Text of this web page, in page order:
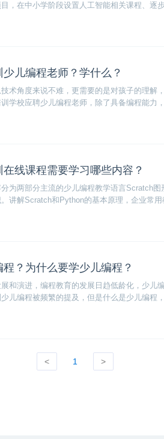
，在中小学阶段设置人工智能相关课程、逐
儿编程老师？学什么？
术角度来说不难，更需要的是对孩子的理解
学校应聘少儿编程老师，除了具备编程能力
线课程需要学习哪些内容？
为两部分主流的少儿编程教学语言Scratch
讲解Scratch和Python的基本原理，企业常
？为什么要学少儿编程？
和演进，编程教育的发展日趋低龄化，少儿
儿编程被频繁的提及，但是什么是少儿编程
< 1 >